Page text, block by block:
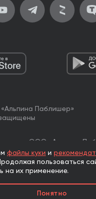
Паблишер»
ООО «Альпина
комиссии с ООО
комиссии с ООО
файлы куки и
пользоваться
на их применение.
Понятно